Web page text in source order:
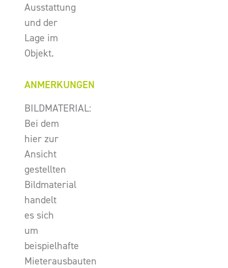
Ausstattung
und der
Lage im
Objekt.
ANMERKUNGEN
BILDMATERIAL:
Bei dem
hier zur
Ansicht
gestellten
Bildmaterial
handelt
es sich
um
beispielhafte
Mieterausbauten